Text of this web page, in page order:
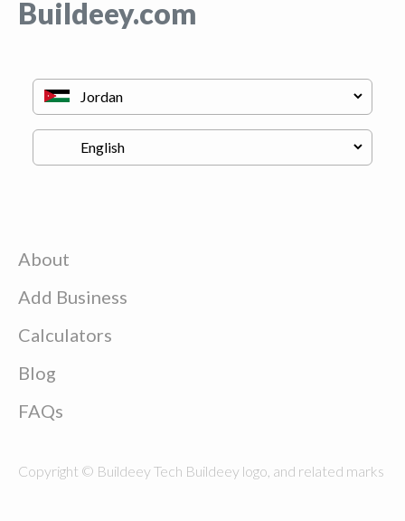
Buildeey.com
About
Add Business
Calculators
Blog
FAQs
Copyright © Buildeey Tech Buildeey logo, and related marks